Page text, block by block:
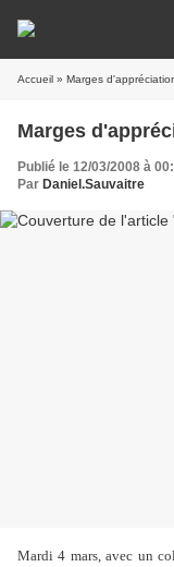
Accueil » Marges
Marges
Publié le 12/03/2008 à
Par Daniel.Sauvaitre
Mardi 4 mars, avec un